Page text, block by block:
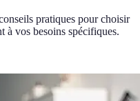
pratiques pour choisir
à vos besoins spécifiques.